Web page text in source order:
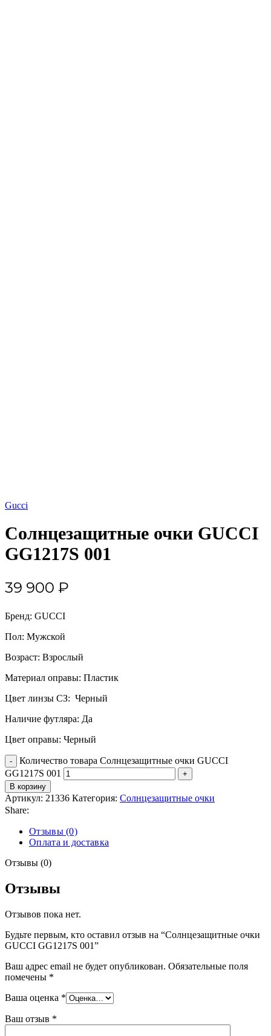
Gucci
Солнцезащитные очки GUCCI
GG1217S 001
39 900 ₽
Бренд: GUCCI
Пол: Мужской
Возраст: Взрослый
Материал оправы: Пластик
Цвет линзы СЗ: Черный
Наличие футляра: Да
Цвет оправы: Черный
Количество товара Солнцезащитные очки GUCCI
GG1217S 001
В корзину
Артикул: 21336 Категория: Солнцезащитные очки
Share:
Отзывы (0)
Оплата и доставка
Отзывы (0)
Отзывы
Отзывов пока нет.
Будьте первым, кто оставил отзыв на “Солнцезащитные очки
GUCCI GG1217S 001”
Ваш адрес email не будет опубликован. Обязательные поля
помечены *
Ваша оценка *
Ваш отзыв *